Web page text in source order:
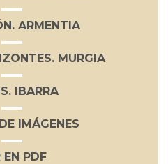
ARMENTIA
MURGIA
IBARRA
IMÁGENES
EN PDF